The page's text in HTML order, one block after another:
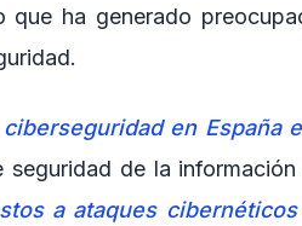
que ha generado
en España
seguridad de la
a ataques